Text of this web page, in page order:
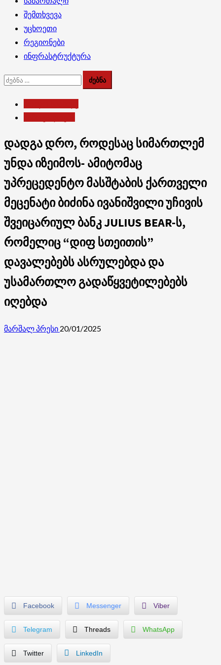
შემთხვევა
უცხოეთი
რეგიონები
ინფრასტრუქტურა
ძებნა:
დადგა დრო, როდესაც სიმართლემ
უნდა იზეიმოს- ამიტომაც
უპრეცედენტო მასშტაბის ქართველი
მეცენატი ბიძინა ივანიშვილი უჩივის
შვეიცარიულ ბანკ JULIUS BEAR-ს,
რომელიც “დიფ სთეითის”
დავალებებს ასრულებდა და
უსამართლო გადაწყვეტილებებს
იღებდა
მარშალ პრესი 20/01/2025
Facebook Messenger Viber
Telegram Threads WhatsApp
Twitter LinkedIn